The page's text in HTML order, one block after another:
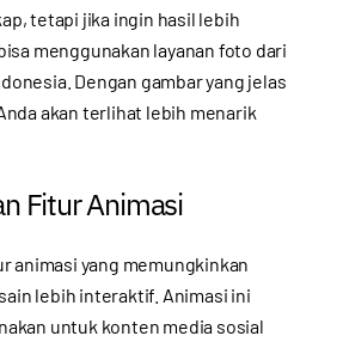
tetapi jika ingin hasil lebih
menggunakan layanan foto dari
Dengan gambar yang jelas
akan terlihat lebih menarik
Fitur Animasi
animasi yang memungkinkan
lebih interaktif. Animasi ini
untuk konten media sosial